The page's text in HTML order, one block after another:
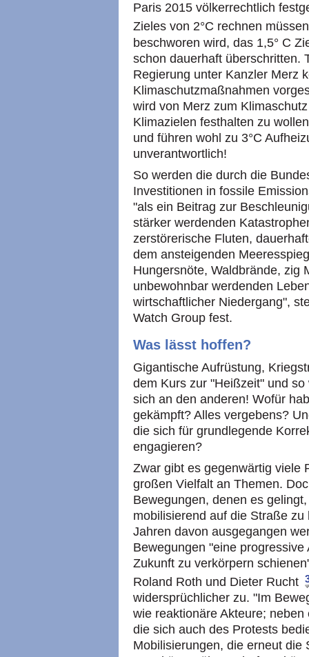
Paris 2015 völkerrechtlich
Zieles von 2°C rechnen
beschworen wird, das 1,5° C
schon dauerhaft überschritten.
Regierung unter Kanzler Merz
Klimaschutzmaßnahmen
wird von Merz zum
Klimazielen festhalten zu
und führen wohl zu 3°C
unverantwortlich!
So werden die durch die
Investitionen in fossile
"als ein Beitrag zur
stärker werdenden
zerstörerische Fluten,
dem ansteigenden
Hungersnöte, Waldbrände, zig
unbewohnbar werdenden
wirtschaftlicher Niedergang",
Watch Group fest.
Was lässt hoffen?
Gigantische Aufrüstung,
dem Kurs zur "Heißzeit" und
sich an den anderen! Wofür
gekämpft? Alles vergebens?
die sich für grundlegende
engagieren?
Zwar gibt es gegenwärtig viele
großen Vielfalt an Themen.
Bewegungen, denen es
mobilisierend auf die Straße
Jahren davon ausgegangen
Bewegungen "eine
Zukunft zu verkörpern
Roland Roth und Dieter Rucht
widersprüchlicher zu. "Im
wie reaktionäre Akteure;
die sich auch des Protests
Mobilisierungen, die erneut